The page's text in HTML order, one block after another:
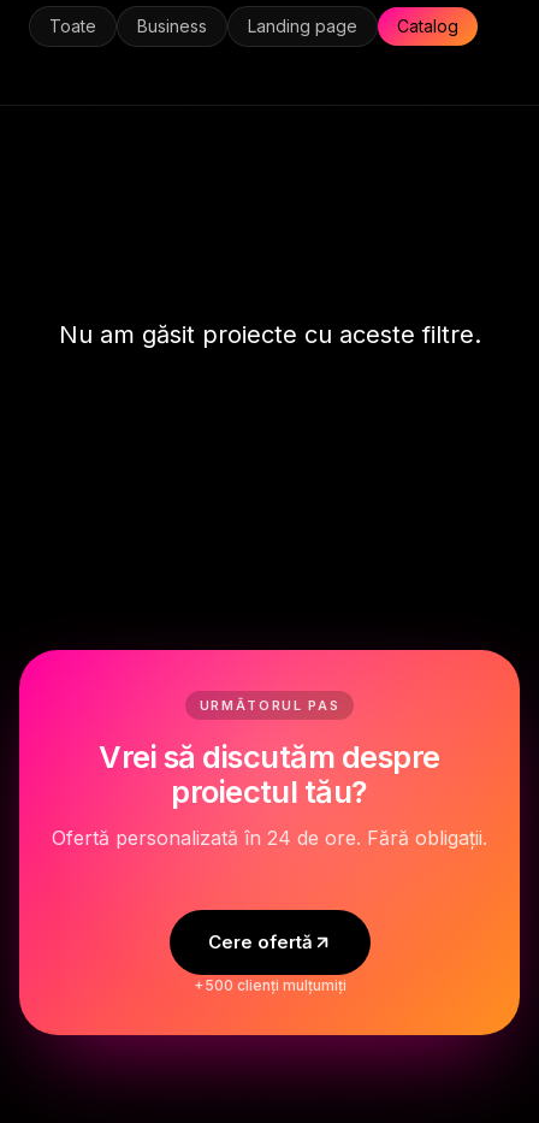
Toate Business Landing page Catalog
Nu am găsit proiecte cu aceste filtre.
URMĂTORUL PAS
Vrei să discutăm despre
proiectul tău?
Ofertă personalizată în 24 de ore. Fără obligații.
Cere ofertă
+500 clienți mulțumiți